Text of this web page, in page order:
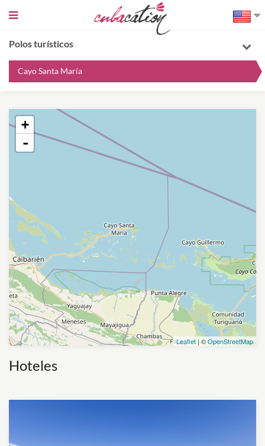
Sidebar
Polos turísticos
Cayo Santa María
+
-
Leaflet | ©OpenStreetMap
Hoteles